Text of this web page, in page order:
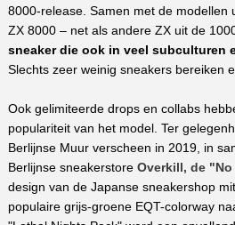
8000-release. Samen met de modellen
ZX 8000 – net als andere ZX uit de
sneaker die ook in veel subculturen
Slechts zeer weinig sneakers bereiken
Ook gelimiteerde drops en collabs
populariteit van het model. Ter
Berlijnse Muur verscheen in 2019, in
Berlijnse sneakerstore Overkill, de
design van de Japanse sneakershop
populaire grijs-groene EQT-colorway